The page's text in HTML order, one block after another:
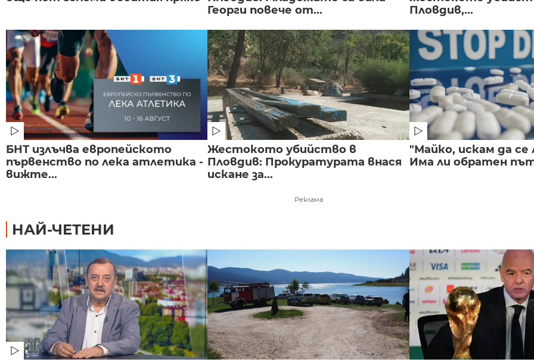
Георги повече от...
Пловдив,...
БНТ излъчва европейското
първенство по лека атлетика -
вижте...
Жестокото убийство в
Пловдив: Прокуратурата внася
искане за...
"Майко, искам да се
Има ли обратен
Реклама
НАЙ-ЧЕТЕНИ